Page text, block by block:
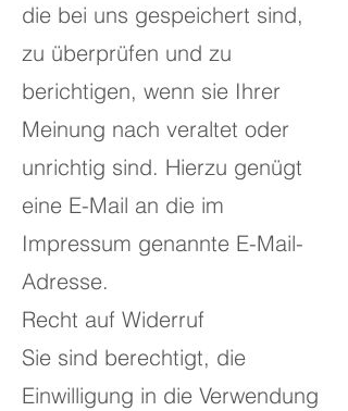
die bei uns gespeichert sind,
zu überprüfen und zu
berichtigen, wenn sie Ihrer
Meinung nach veraltet oder
unrichtig sind. Hierzu genügt
eine E-Mail an die im
Impressum genannte E-Mail-
Adresse.
Recht auf Widerruf
Sie sind berechtigt, die
Einwilligung in die Verwendung